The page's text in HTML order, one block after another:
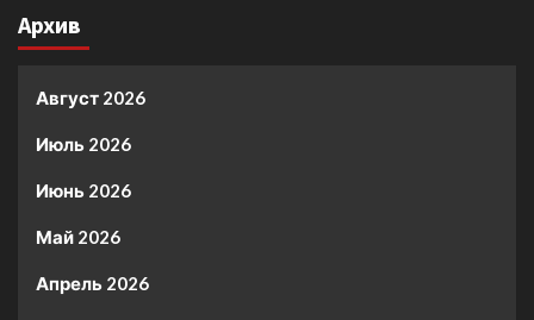
Архив
Август 2026
Июль 2026
Июнь 2026
Май 2026
Апрель 2026